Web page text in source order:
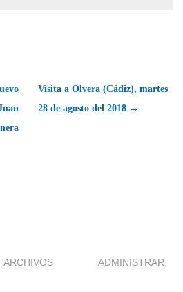
Visita a Olvera (Cádiz), martes
28 de agosto del 2018 →
ARCHIVOS ADMINISTRAR